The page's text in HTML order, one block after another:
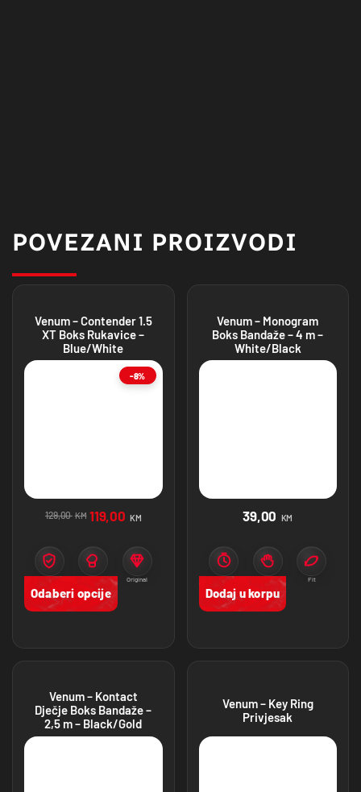
POVEZANI PROIZVODI
Venum – Contender 1.5
XT Boks Rukavice –
Blue/White
-8%
129,00 KM 119,00 KM
Zaštita Namjena Original
Odaberi opcije
Venum – Monogram
Boks Bandaže – 4 m –
White/Black
39,00 KM
Zaštita Stabilnost Fit
Dodaj u korpu
Venum – Kontact
Dječje Boks Bandaže –
2,5 m – Black/Gold
Venum – Key Ring
Privjesak